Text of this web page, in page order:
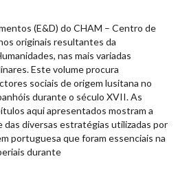
(E&D) do CHAM – Centro de
originais resultantes da
nas mais variadas
Este volume procura
sociais de origem lusitana no
durante o século XVII. As
aqui apresentados mostram a
das diversas estratégias utilizadas por
portuguesa que foram essenciais na
durante